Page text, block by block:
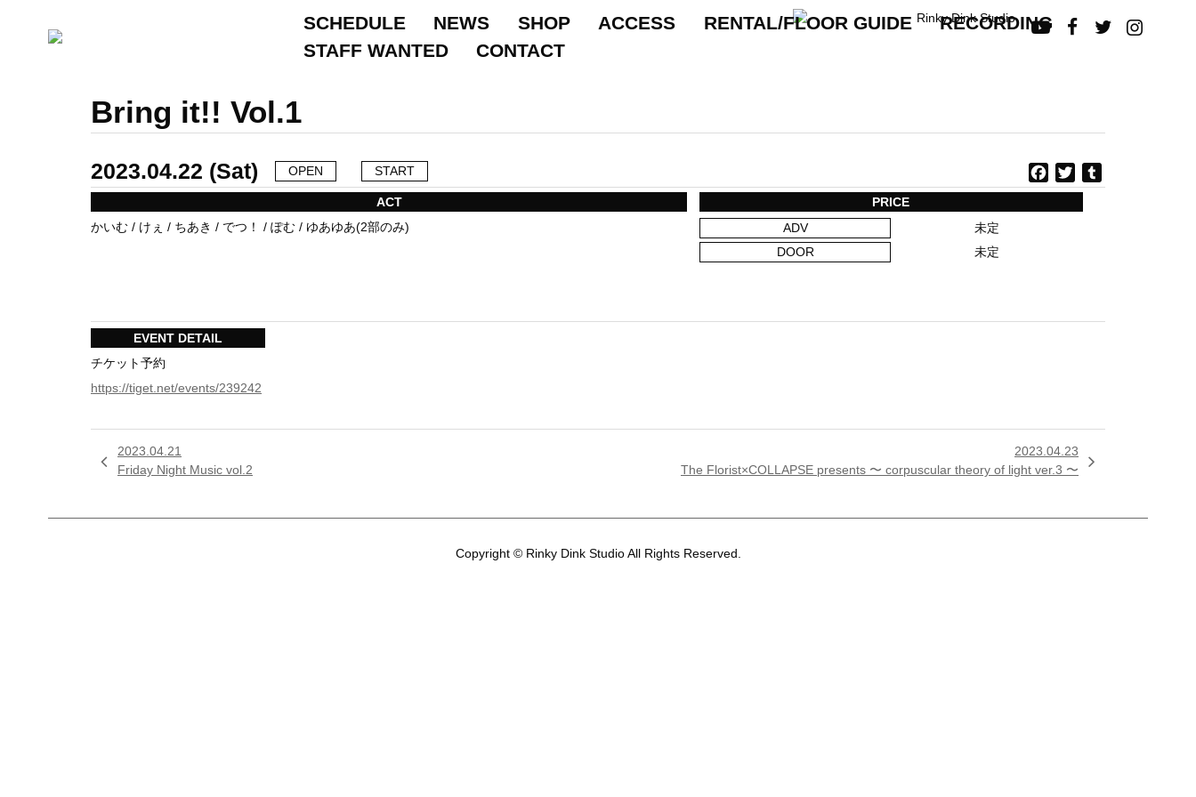
   
SCHEDULE NEWS SHOP ACCESS RENTAL/FLOOR GUIDE
RECORDING
STAFF WANTED
CONTACT
Bring it!! Vol.1
2023.04.22 (Sat) OPEN START
a
c
w
i
u
ACT
かいむ / けぇ / ちあき / でつ！ / ぽむ / ゆあゆあ(2部のみ)
PRICE
ADV
未定
DOOR
未定
EVENT DETAIL
チケット予約
https://tiget.net/events/239242

2023.04.21
Friday Night Music vol.2
2023.04.23
The Florist×COLLAPSE presents 〜 corpuscular theory of light ver.3 〜

Copyright © Rinky Dink Studio All Rights Reserved.